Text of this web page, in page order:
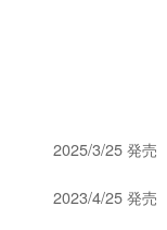
2025/3/25 発売
2023/4/25 発売